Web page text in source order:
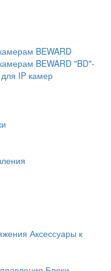
BEWARD
BEWARD "BD"-
IP камер
Аксессуары к